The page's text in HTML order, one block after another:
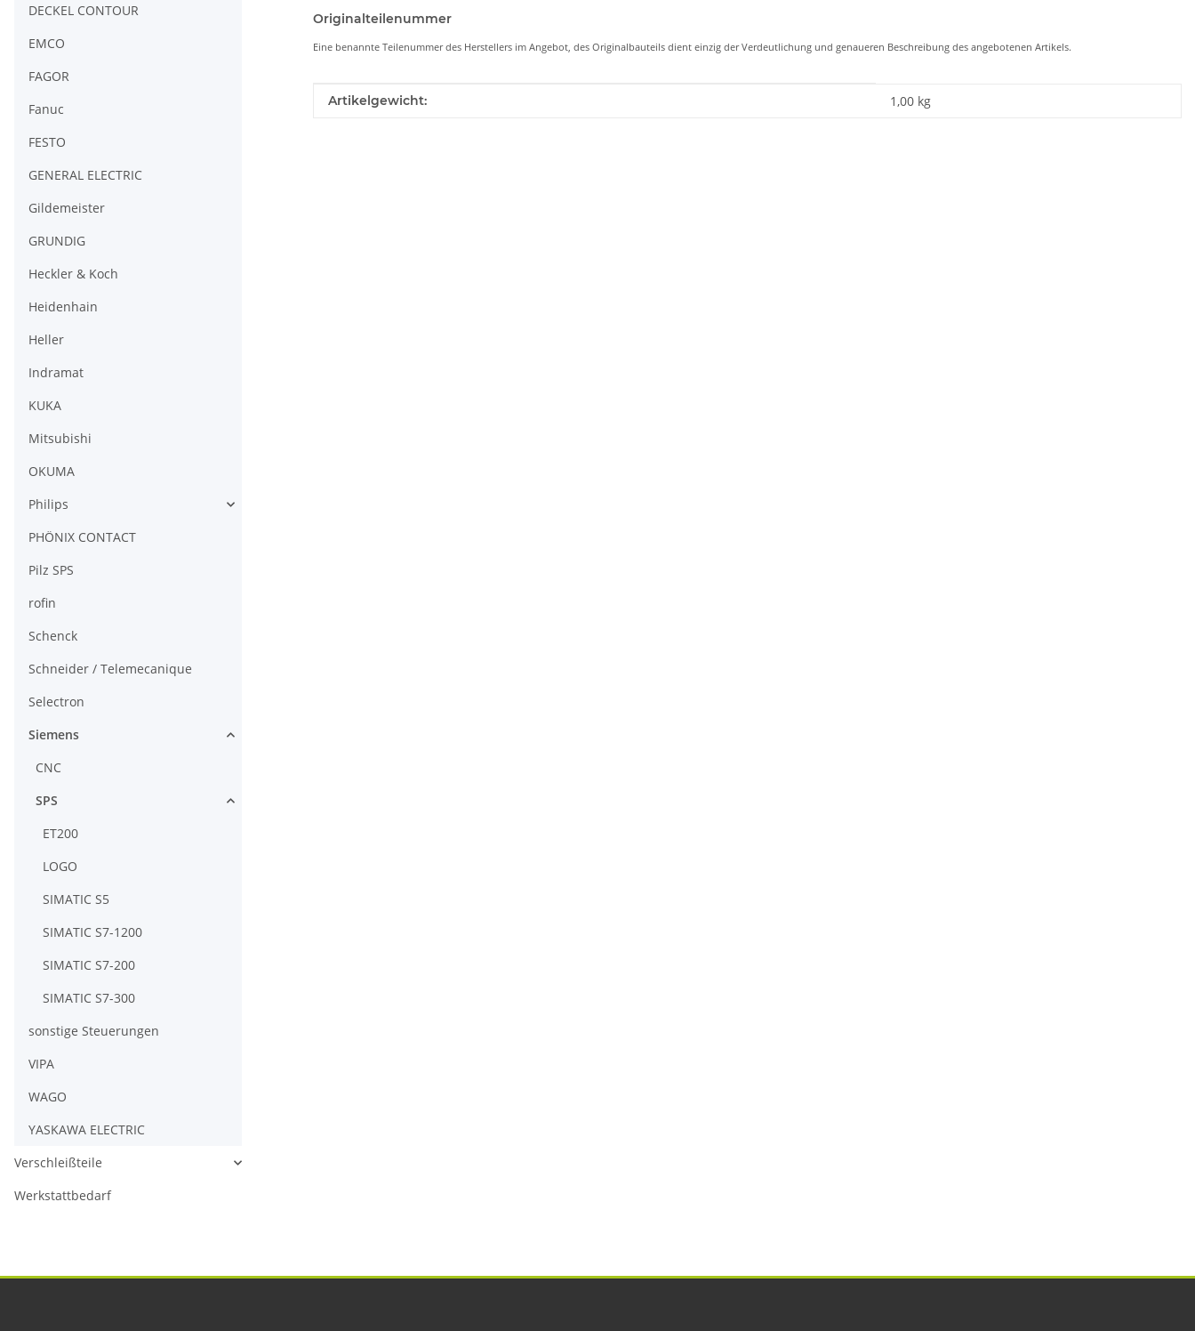
Originalteilenummer
Eine benannte Teilenummer des Herstellers im Angebot, des Originalbauteils dient einzig der Verdeutlichung und genaueren Beschreibung des angebotenen Artikels.
Produkteigenschaft
Wert
Artikelgewicht: 1,00 kg
DECKEL CONTOUR
EMCO
FAGOR
Fanuc
FESTO
GENERAL ELECTRIC
Gildemeister
GRUNDIG
Heckler & Koch
Heidenhain
Heller
Indramat
KUKA
Mitsubishi
OKUMA
Philips
PHÖNIX CONTACT
Pilz SPS
rofin
Schenck
Schneider / Telemecanique
Selectron
Siemens
CNC
SPS
ET200
LOGO
SIMATIC S5
SIMATIC S7-1200
SIMATIC S7-200
SIMATIC S7-300
sonstige Steuerungen
VIPA
WAGO
YASKAWA ELECTRIC
Verschleißteile
Werkstattbedarf